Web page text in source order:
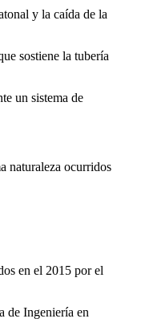
y la caída de la
sostiene la tubería
un sistema de
naturaleza ocurridos
en el 2015 por el
de Ingeniería en